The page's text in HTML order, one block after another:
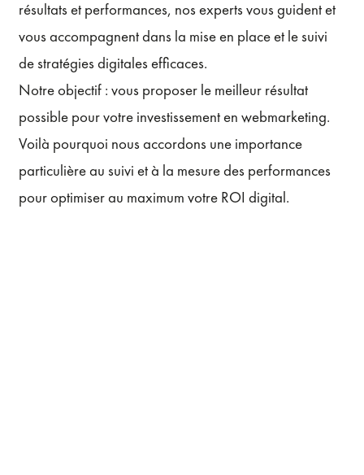
résultats et performances, nos experts vous guident et
vous accompagnent dans la mise en place et le suivi
de stratégies digitales efficaces.
Notre objectif : vous proposer le meilleur résultat
possible pour votre investissement en webmarketing.
Voilà pourquoi nous accordons une importance
particulière au suivi et à la mesure des performances
pour optimiser au maximum votre ROI digital.